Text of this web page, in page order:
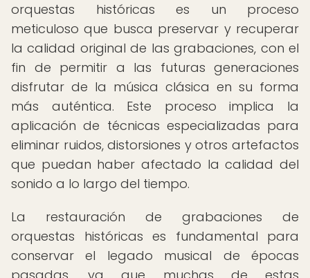
orquestas históricas es un proceso
meticuloso que busca preservar y recuperar
la calidad original de las grabaciones, con el
fin de permitir a las futuras generaciones
disfrutar de la música clásica en su forma
más auténtica. Este proceso implica la
aplicación de técnicas especializadas para
eliminar ruidos, distorsiones y otros artefactos
que puedan haber afectado la calidad del
sonido a lo largo del tiempo.
La restauración de grabaciones de
orquestas históricas es fundamental para
conservar el legado musical de épocas